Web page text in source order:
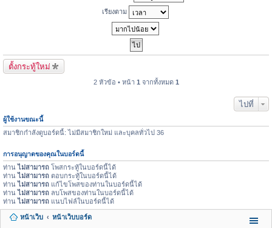
เรียงตาม
ตั้งกระทู้ใหม่
2 หัวข้อ • หน้า 1 จากทั้งหมด 1
ไปที่
ผู้ใช้งานขณะนี้
สมาชิกกำลังดูบอร์ดนี้: ไม่มีสมาชิกใหม่ และบุคลทั่วไป 36
การอนุญาตของคุณในบอร์ดนี้
ท่านไม่สามารถ โพสกระทู้ในบอร์ดนี้ได้
ท่านไม่สามารถ ตอบกระทู้ในบอร์ดนี้ได้
ท่านไม่สามารถ แก้ไขโพสของท่านในบอร์ดนี้ได้
ท่านไม่สามารถ ลบโพสของท่านในบอร์ดนี้ได้
ท่านไม่สามารถ แนบไฟล์ในบอร์ดนี้ได้
หน้าเว็บ หน้าเว็บบอร์ด